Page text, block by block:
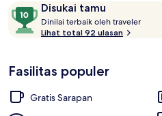
Ulasan Disukai tamu
10
dari
10,
tamu
Dinilai terbaik oleh traveler
Lihat total 92 ulasan
Fasilitas populer
Gratis Sarapan